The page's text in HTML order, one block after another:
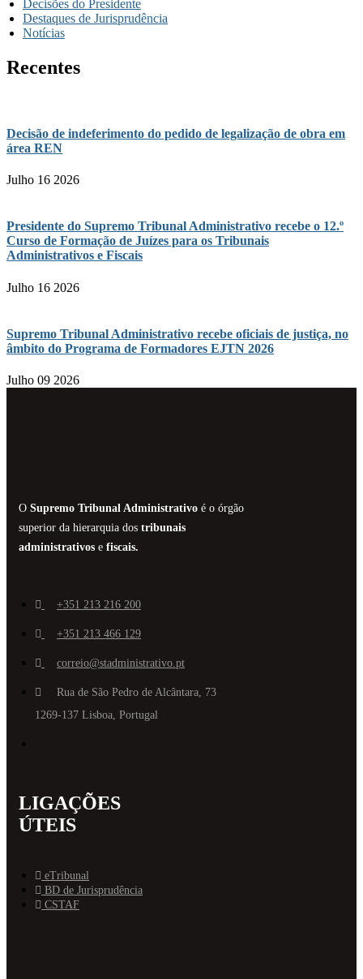
Decisões do Presidente
Destaques de Jurisprudência
Notícias
Recentes
Decisão de indeferimento do pedido de legalização de obra em
área REN
Julho 16 2026
Presidente do Supremo Tribunal Administrativo recebe o 12.º
Curso de Formação de Juízes para os Tribunais
Administrativos e Fiscais
Julho 16 2026
Supremo Tribunal Administrativo recebe oficiais de justiça, no
âmbito do Programa de Formadores EJTN 2026
Julho 09 2026
O Supremo Tribunal Administrativo é o órgão
superior da hierarquia dos tribunais
administrativos e fiscais.
+351 213 216 200
+351 213 466 129
correio@stadministrativo.pt
Rua de São Pedro de Alcântara, 73
1269-137 Lisboa, Portugal
LIGAÇÕES
ÚTEIS
eTribunal
BD de Jurisprudência
CSTAF